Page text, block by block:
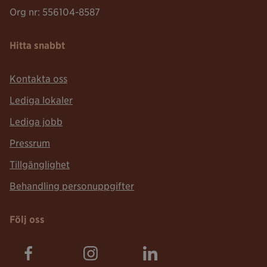
Org nr: 556104-8587
Hitta snabbt
Kontakta oss
Lediga lokaler
Lediga jobb
Pressrum
Tillgänglighet
Behandling personuppgifter
Följ oss